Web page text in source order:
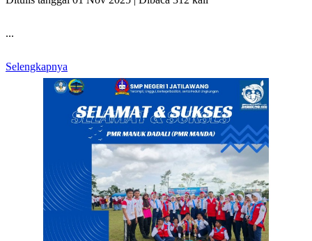
...
Selengkapnya